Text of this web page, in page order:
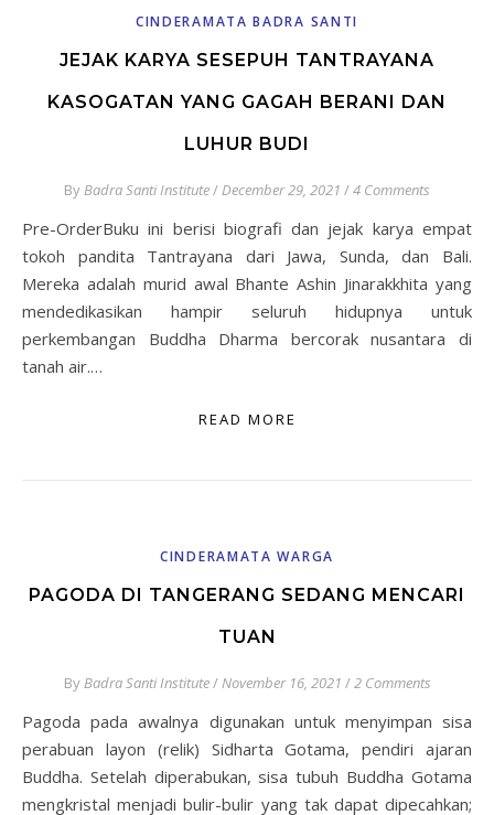
CINDERAMATA BADRA SANTI
JEJAK KARYA SESEPUH TANTRAYANA
KASOGATAN YANG GAGAH BERANI DAN
LUHUR BUDI
ByBadra Santi Institute/December 29, 2021 /4 Comments
Pre-OrderBuku ini berisi biografi dan jejak karya empat
tokoh pandita Tantrayana dari Jawa, Sunda, dan Bali.
Mereka adalah murid awal Bhante Ashin Jinarakkhita yang
mendedikasikan hampir seluruh hidupnya untuk
perkembangan Buddha Dharma bercorak nusantara di
tanah air.…
READ MORE
CINDERAMATA WARGA
PAGODA DI TANGERANG SEDANG MENCARI
TUAN
ByBadra Santi Institute/November 16, 2021 /2 Comments
Pagoda pada awalnya digunakan untuk menyimpan sisa
perabuan layon (relik) Sidharta Gotama, pendiri ajaran
Buddha. Setelah diperabukan, sisa tubuh Buddha Gotama
mengkristal menjadi bulir-bulir yang tak dapat dipecahkan;